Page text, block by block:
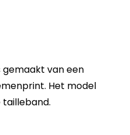
gemaakt van een
Het model